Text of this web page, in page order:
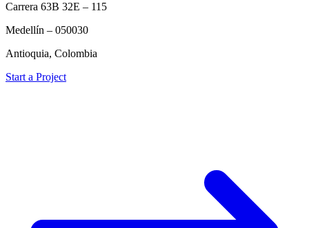
Carrera 63B 32E – 115
Medellín – 050030
Antioquia, Colombia
Start a Project